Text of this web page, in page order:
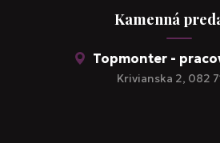
Kamenná
Topmonter -
Krivianska 2, 082